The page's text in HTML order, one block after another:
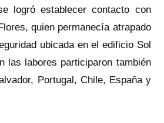
logró establecer contacto con
quien permanecía atrapado
ubicada en el edificio Sol
las labores participaron también
Portugal, Chile, España y